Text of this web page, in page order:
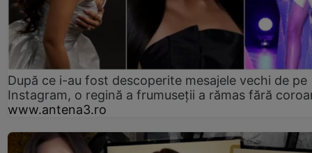
După ce i-au fost descoperite mesajele vechi de pe
Instagram, o regină a frumuseții a rămas fără
www.antena3.ro